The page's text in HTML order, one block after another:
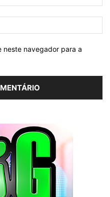
neste navegador para a